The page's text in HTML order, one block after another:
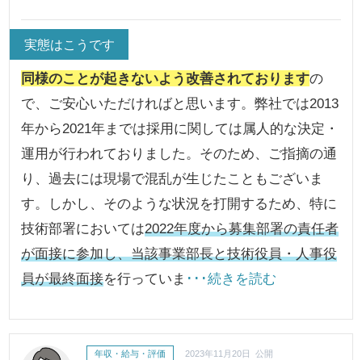
実態はこうです
同様のことが起きないよう改善されておりますの
で、ご安心いただければと思います。弊社では2013
年から2021年までは採用に関しては属人的な決定・
運用が行われておりました。そのため、ご指摘の通
り、過去には現場で混乱が生じたこともございま
す。しかし、そのような状況を打開するため、特に
技術部署においては2022年度から募集部署の責任者
が面接に参加し、当該事業部長と技術役員・人事役
員が最終面接を行っていま ･･･続きを読む
年収・給与・評価 2023年11月20日 公開